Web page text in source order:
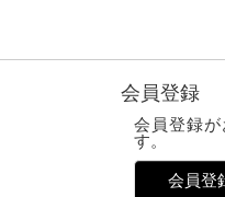
会員登録
会員登録
す。
会員登